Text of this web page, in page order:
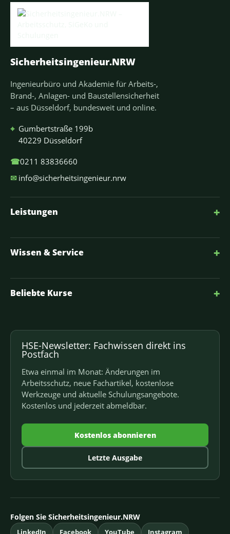
Sicherheitsingenieur.NRW
Ingenieurbüro und Akademie für Arbeits-,
Brand-, Anlagen- und Baustellensicherheit
– aus Düsseldorf, bundesweit und online.
⌖ Gumbertstraße 199b
40229 Düsseldorf
☎0211 83836660
✉ info@sicherheitsingenieur.nrw
Leistungen +
Wissen & Service +
Beliebte Kurse +
HSE-Newsletter: Fachwissen direkt ins
Postfach
Etwa einmal im Monat: Änderungen im
Arbeitsschutz, neue Fachartikel, kostenlose
Werkzeuge und aktuelle Schulungsangebote.
Kostenlos und jederzeit abmeldbar.
Kostenlos abonnieren
Letzte Ausgabe
Folgen Sie Sicherheitsingenieur.NRW
LinkedIn Facebook YouTube Instagram